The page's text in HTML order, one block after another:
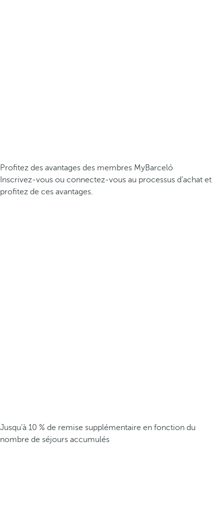
Profitez des avantages des membres MyBarceló
Inscrivez-vous ou connectez-vous au processus d’achat et
profitez de ces avantages.
Jusqu’à 10 % de remise supplémentaire en fonction du
nombre de séjours accumulés